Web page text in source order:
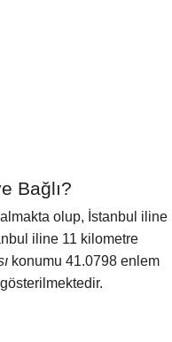
Bağlı?
olup, İstanbul iline
iline 11 kilometre
konumu 41.0798 enlem